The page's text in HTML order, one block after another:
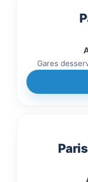
Gares